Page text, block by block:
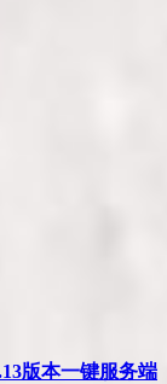
版本一键服务端